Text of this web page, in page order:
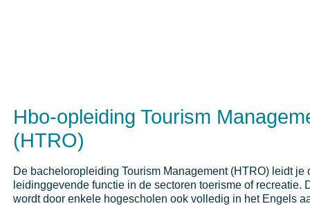
Hbo-opleiding Tourism
(HTRO)
De bacheloropleiding Tourism Management (HTRO) leidt je
leidinggevende functie in de sectoren toerisme of recreatie.
wordt door enkele hogescholen ook volledig in het Engels